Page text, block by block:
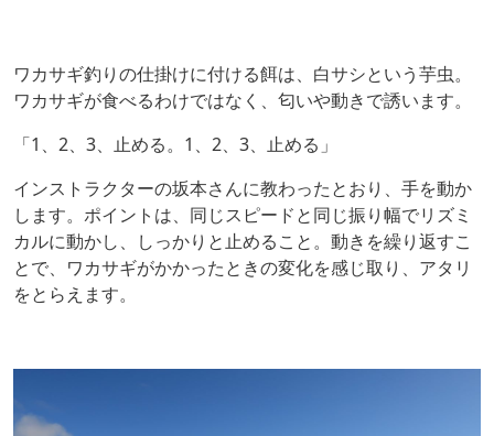
ワカサギ釣りの仕掛けに付ける餌は、白サシという芋虫。
ワカサギが食べるわけではなく、匂いや動きで誘います。
「1、2、3、止める。1、2、3、止める」
インストラクターの坂本さんに教わったとおり、手を動か
します。ポイントは、同じスピードと同じ振り幅でリズミ
カルに動かし、しっかりと止めること。動きを繰り返すこ
とで、ワカサギがかかったときの変化を感じ取り、アタリ
をとらえます。